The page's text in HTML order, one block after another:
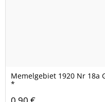
Memelgebiet 1920 Nr 18a
*